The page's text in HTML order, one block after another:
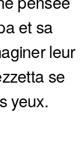
et sa
leur
se
yeux.